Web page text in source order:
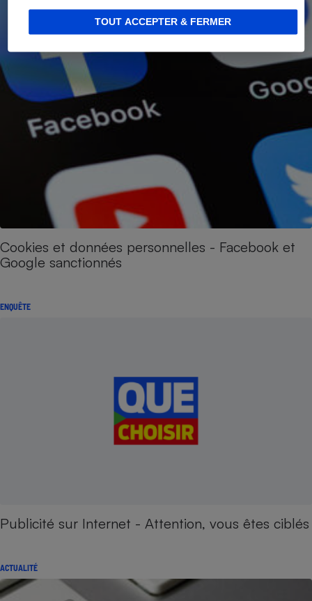
TOUT ACCEPTER & FERMER
Cookies et données personnelles - Facebook et
Google sanctionnés
ENQUÊTE
Publicité sur Internet - Attention, vous êtes ciblés
ACTUALITÉ